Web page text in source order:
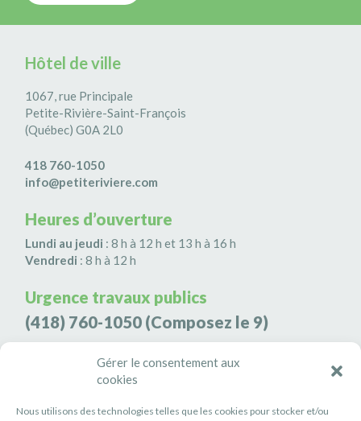
Gérer le consentement aux
cookies
Nous utilisons des technologies telles que les cookies pour stocker et/ou
Hôtel de ville
1067, rue Principale
Petite-Rivière-Saint-François
(Québec) G0A 2L0
418 760-1050
info@petiteriviere.com
Heures d’ouverture
Lundi au jeudi : 8 h à 12 h et 13 h à 16 h
Vendredi : 8 h à 12 h
Urgence travaux publics
(418) 760-1050 (Composez le 9)
Agence de sécurité S3K9
(418) 808-9566
#PETITERIVIÈRE